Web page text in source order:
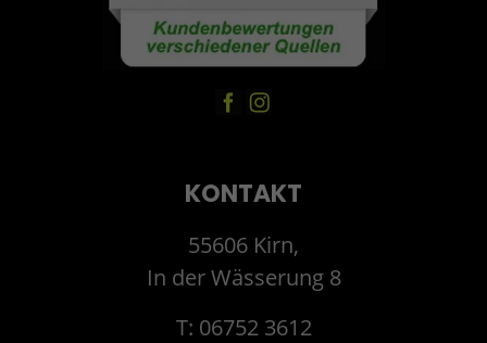
KONTAKT
55606 Kirn,
In der Wässerung 8
T: 06752 3612